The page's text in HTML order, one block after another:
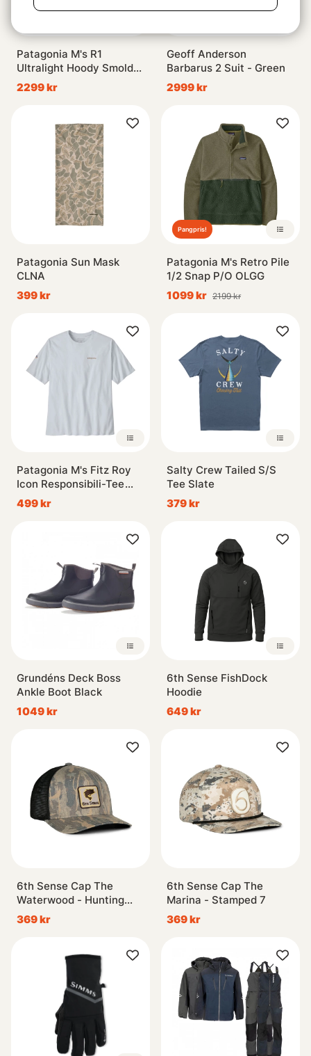
Patagonia M's R1
Ultralight Hoody Smolder
Blue
2299 kr
Geoff Anderson
Barbarus 2 Suit - Green
2999 kr
Patagonia Sun Mask
CLNA
399 kr
Pangpris!
Patagonia M's Retro Pile
1/2 Snap P/O OLGG
1099 kr 2199 kr
Patagonia M's Fitz Roy
Icon Responsibili-Tee
WHI
499 kr
Salty Crew Tailed S/S
Tee Slate
379 kr
Grundéns Deck Boss
Ankle Boot Black
1049 kr
6th Sense FishDock
Hoodie
649 kr
6th Sense Cap The
Waterwood - Hunting
Giants
369 kr
6th Sense Cap The
Marina - Stamped 7
369 kr